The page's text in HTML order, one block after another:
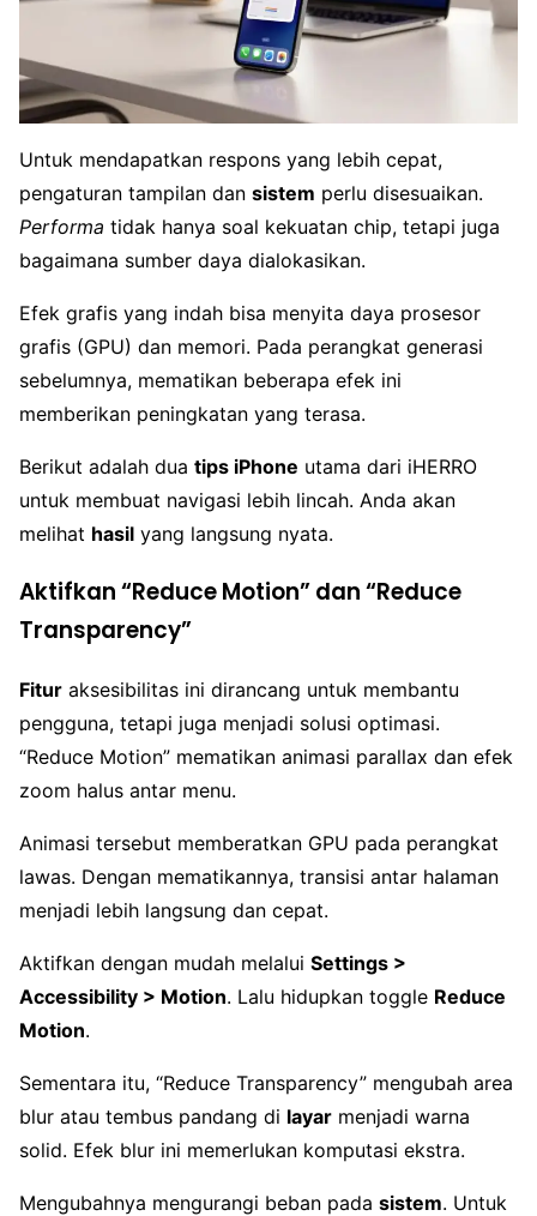
Untuk mendapatkan respons yang lebih cepat,
pengaturan tampilan dan sistem perlu disesuaikan.
Performa tidak hanya soal kekuatan chip, tetapi juga
bagaimana sumber daya dialokasikan.
Efek grafis yang indah bisa menyita daya prosesor
grafis (GPU) dan memori. Pada perangkat generasi
sebelumnya, mematikan beberapa efek ini
memberikan peningkatan yang terasa.
Berikut adalah dua tips iPhone utama dari iHERRO
untuk membuat navigasi lebih lincah. Anda akan
melihat hasil yang langsung nyata.
Aktifkan “Reduce Motion” dan “Reduce
Transparency”
Fitur aksesibilitas ini dirancang untuk membantu
pengguna, tetapi juga menjadi solusi optimasi.
“Reduce Motion” mematikan animasi parallax dan efek
zoom halus antar menu.
Animasi tersebut memberatkan GPU pada perangkat
lawas. Dengan mematikannya, transisi antar halaman
menjadi lebih langsung dan cepat.
Aktifkan dengan mudah melalui Settings >
Accessibility > Motion. Lalu hidupkan toggle Reduce
Motion.
Sementara itu, “Reduce Transparency” mengubah area
blur atau tembus pandang di layar menjadi warna
solid. Efek blur ini memerlukan komputasi ekstra.
Mengubahnya mengurangi beban pada sistem. Untuk